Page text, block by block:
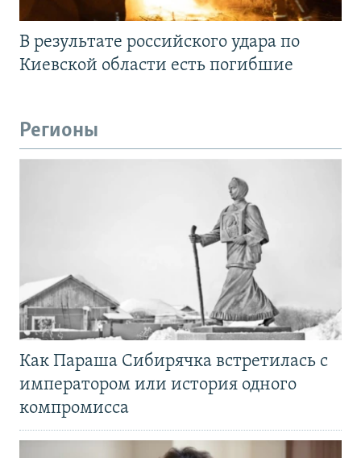
В результате российского удара по
Киевской области есть погибшие
Регионы
Как Параша Сибирячка встретилась с
императором или история одного
компромисса